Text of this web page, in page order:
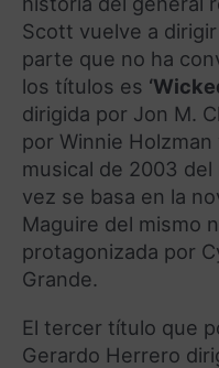
Scott vuelve a
parte que no ha
los títulos es
dirigida por Jon M.
por Winnie
musical de 2003
vez se basa en la
Maguire del mismo
protagonizada por
Grande.
El tercer título que
Gerardo Herrero